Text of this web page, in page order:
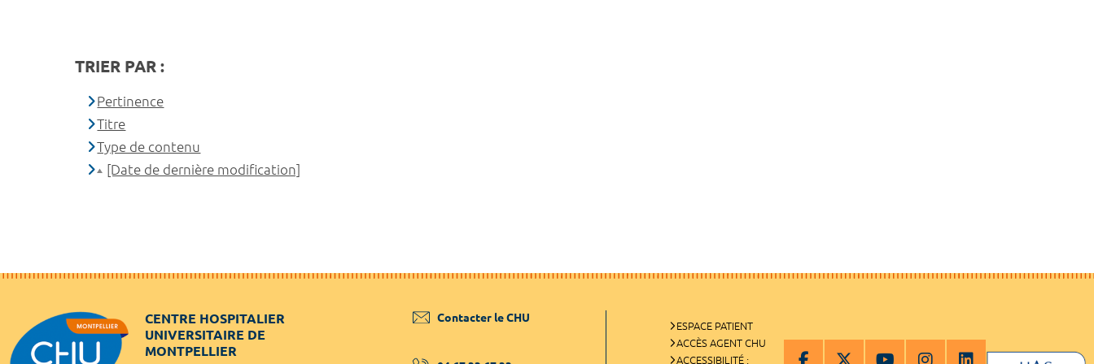
TRIER PAR :
Pertinence
Titre
Type de contenu
[Date de dernière modification]
CENTRE HOSPITALIER
UNIVERSITAIRE DE
MONTPELLIER
Contacter le CHU
ESPACE PATIENT
ACCÈS AGENT CHU
ACCESSIBILITÉ :